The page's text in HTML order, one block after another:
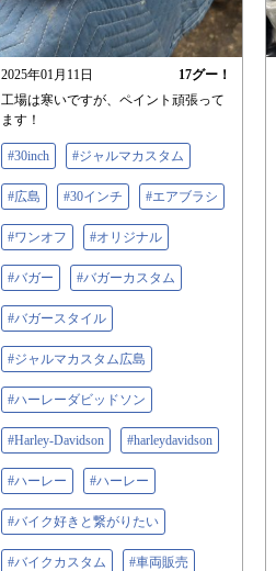
2025年01月11日 17グー！
工場は寒いですが、ペイント頑張って
ます！
#30inch #ジャルマカスタム
#広島 #30インチ #エアブラシ
#ワンオフ #オリジナル
#バガー #バガーカスタム
#バガースタイル
#ジャルマカスタム広島
#ハーレーダビッドソン
#Harley-Davidson #harleydavidson
#ハーレー #ハーレー
#バイク好きと繋がりたい
#バイクカスタム #車両販売